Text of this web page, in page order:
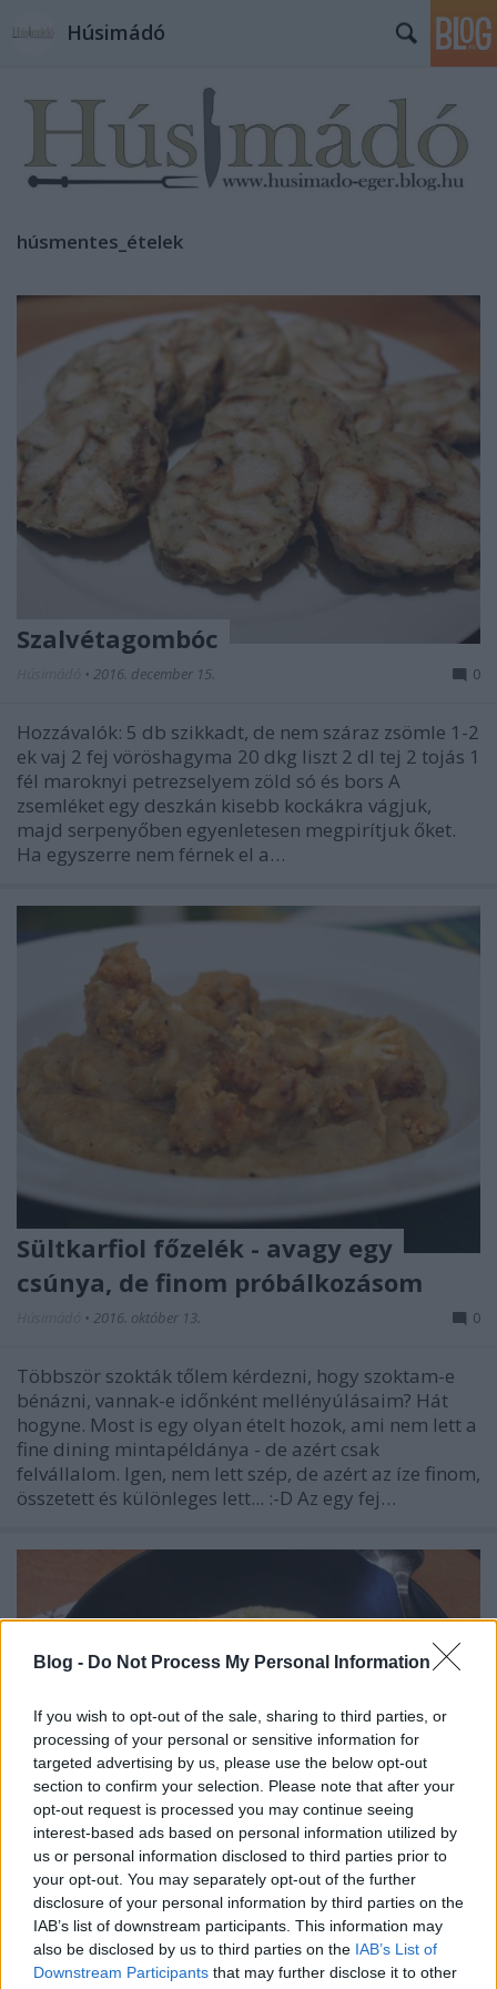
Blog - Do Not Process My Personal Information
If you wish to opt-out of the sale, sharing to third parties, or
processing of your personal or sensitive information for
targeted advertising by us, please use the below opt-out
section to confirm your selection. Please note that after your
opt-out request is processed you may continue seeing
interest-based ads based on personal information utilized by
us or personal information disclosed to third parties prior to
your opt-out. You may separately opt-out of the further
disclosure of your personal information by third parties on the
IAB’s list of downstream participants. This information may
also be disclosed by us to third parties on the IAB’s List of
Downstream Participants that may further disclose it to other
Húsimádó
húsmentes_ételek
Szalvétagombóc
• 2016. december 15. 0
Hozzávalók: 5 db szikkadt, de nem száraz zsömle 1-2
ek vaj 2 fej vöröshagyma 20 dkg liszt 2 dl tej 2 tojás 1
fél maroknyi petrezselyem zöld só és bors A
zsemléket egy deszkán kisebb kockákra vágjuk,
majd serpenyőben egyenletesen megpirítjuk őket.
Ha egyszerre nem férnek el a…
Sültkarfiol főzelék - avagy egy
csúnya, de finom próbálkozásom
• 2016. október 13. 0
Többször szokták tőlem kérdezni, hogy szoktam-e
bénázni, vannak-e időnként mellényúlásaim? Hát
hogyne. Most is egy olyan ételt hozok, ami nem lett a
fine dining mintapéldánya - de azért csak
felvállalom. Igen, nem lett szép, de azért az íze finom,
összetett és különleges lett... :-D Az egy fej…
Újhagymás, pagoda karfiol főzelék
Húsimádó• 2015. december 20.